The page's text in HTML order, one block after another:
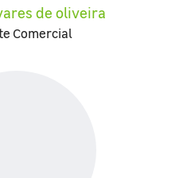
de oliveira
Comercial